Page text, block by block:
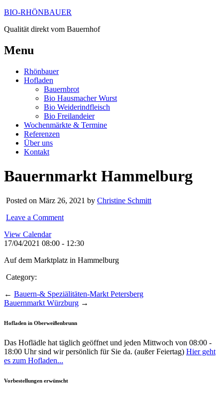
BIO-RHÖNBAUER
Qualität direkt vom Bauernhof
Menu
Rhönbauer
Hofladen
Bauernbrot
Bio Hausmacher Wurst
Bio Weiderindfleisch
Bio Freilandeier
Wochenmärkte & Termine
Referenzen
Über uns
Kontakt
Bauernmarkt Hammelburg
Posted on März 26, 2021 by Christine Schmitt
Leave a Comment
View Calendar
17/04/2021 08:00 - 12:30
Auf dem Marktplatz in Hammelburg
Category:
← Bauern-& Speziälitäten-Markt Petersberg
Bauernmarkt Würzburg →
Hofladen in Oberweißenbrunn
Das Hoflädle hat täglich geöffnet und jeden Mittwoch von 08:00 -
18:00 Uhr sind wir persönlich für Sie da. (außer Feiertag) Hier geht
es zum Hofladen...
Vorbestellungen erwünscht